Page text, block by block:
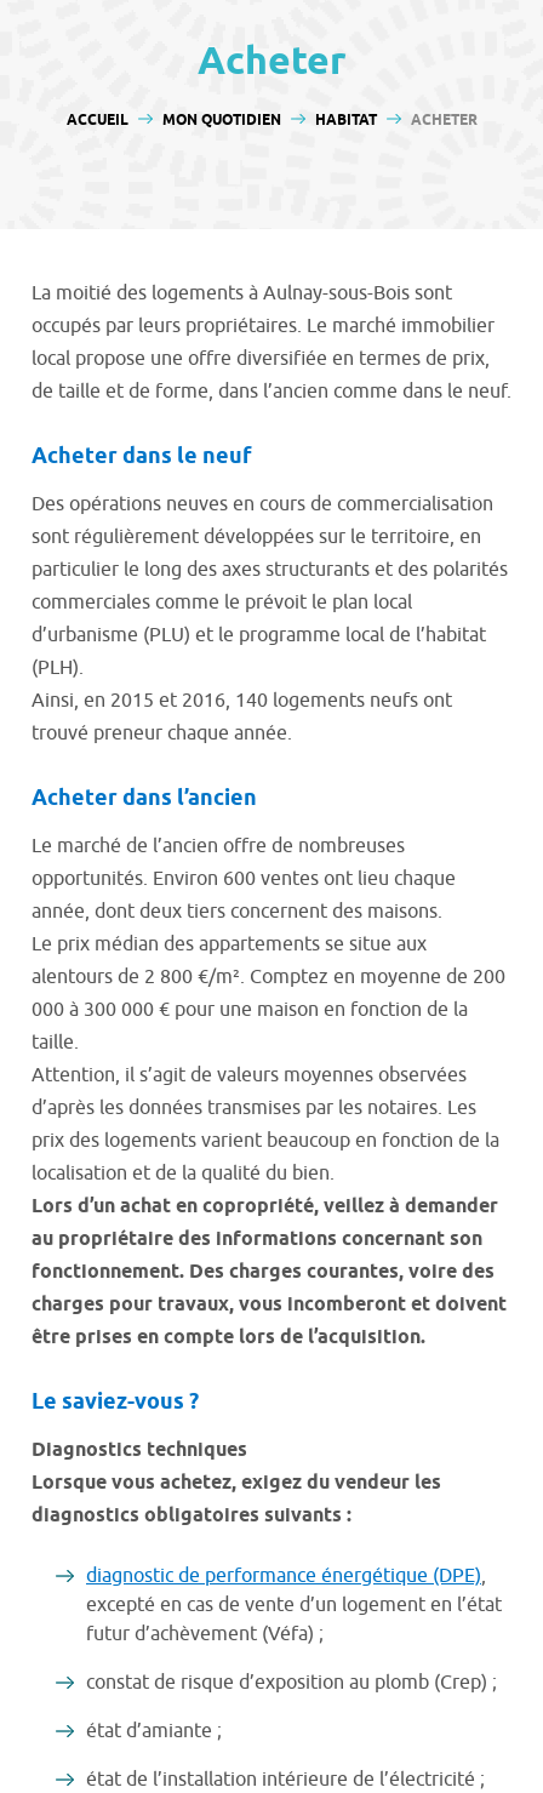
Acheter
VOUS ÊTES ICI :
ACCUEIL MON QUOTIDIEN HABITAT ACHETER
La moitié des logements à Aulnay-sous-Bois sont
occupés par leurs propriétaires. Le marché immobilier
local propose une offre diversifiée en termes de prix,
de taille et de forme, dans l’ancien comme dans le neuf.
Acheter dans le neuf
Des opérations neuves en cours de commercialisation
sont régulièrement développées sur le territoire, en
particulier le long des axes structurants et des polarités
commerciales comme le prévoit le plan local
d’urbanisme (PLU) et le programme local de l’habitat
(PLH).
Ainsi, en 2015 et 2016, 140 logements neufs ont
trouvé preneur chaque année.
Acheter dans l’ancien
Le marché de l’ancien offre de nombreuses
opportunités. Environ 600 ventes ont lieu chaque
année, dont deux tiers concernent des maisons.
Le prix médian des appartements se situe aux
alentours de 2 800 €/m². Comptez en moyenne de 200
000 à 300 000 € pour une maison en fonction de la
taille.
Attention, il s’agit de valeurs moyennes observées
d’après les données transmises par les notaires. Les
prix des logements varient beaucoup en fonction de la
localisation et de la qualité du bien.
Lors d’un achat en copropriété, veillez à demander
au propriétaire des informations concernant son
fonctionnement. Des charges courantes, voire des
charges pour travaux, vous incomberont et doivent
être prises en compte lors de l’acquisition.
Le saviez-vous ?
Diagnostics techniques
Lorsque vous achetez, exigez du vendeur les
diagnostics obligatoires suivants :
diagnostic de performance énergétique (DPE),
excepté en cas de vente d’un logement en l’état
futur d’achèvement (Véfa) ;
constat de risque d’exposition au plomb (Crep) ;
état d’amiante ;
état de l’installation intérieure de l’électricité ;